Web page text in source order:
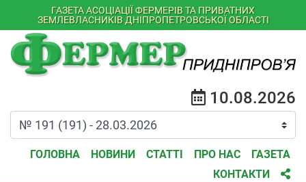
ГАЗЕТА АСОЦІАЦІЇ ФЕРМЕРІВ ТА ПРИВАТНИХ
ЗЕМЛЕВЛАСНИКІВ ДНІПРОПЕТРОВСЬКОЇ ОБЛАСТІ
10.08.2026
ГОЛОВНА НОВИНИ СТАТТІ ПРО НАС
ГАЗЕТА
КОНТАКТИ